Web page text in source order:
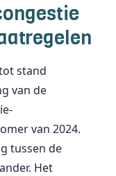
stand
van de
van 2024.
tussen de
Het